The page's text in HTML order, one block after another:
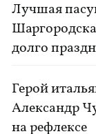
Лучшая
долго
Герой
Александр
на рефлексе